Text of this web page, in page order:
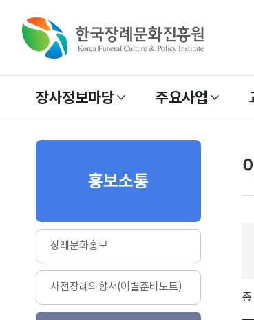
장사정보마당 주요사업
홍보소통
장례문화홍보
사전장례의향서(이별준비노트)
총